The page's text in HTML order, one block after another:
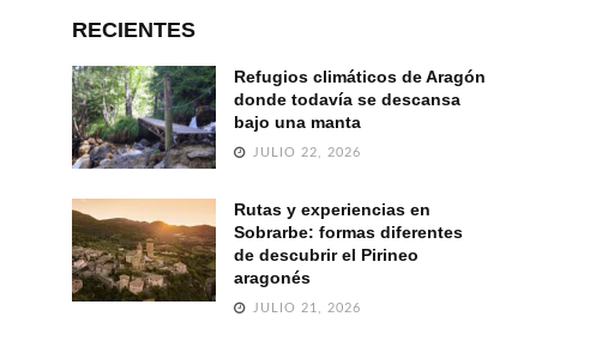
RECIENTES
Refugios climáticos de Aragón
donde todavía se descansa
bajo una manta
JULIO 22, 2026
Rutas y experiencias en
Sobrarbe: formas diferentes
de descubrir el Pirineo
aragonés
JULIO 21, 2026